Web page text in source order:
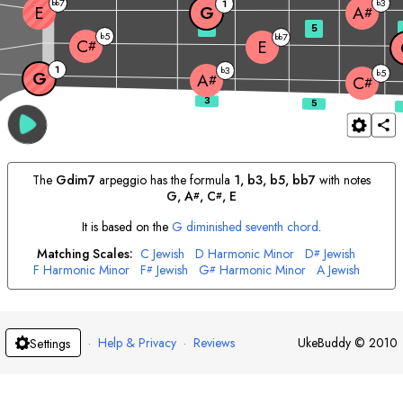
G 1 A#
b3
C#
b5
C#
b5 E bb7
E G 1 A#
3 5
The Gdim7 arpeggio has the formula 1, b3, b5, bb7 with notes
G, A#, C#, E
It is based on the G diminished seventh chord.
Matching Scales: C Jewish D Harmonic Minor D# Jewish
F Harmonic Minor F# Jewish G# Harmonic Minor A Jewish
B Harmonic Minor
Settings · Help & Privacy · Reviews UkeBuddy © 2010